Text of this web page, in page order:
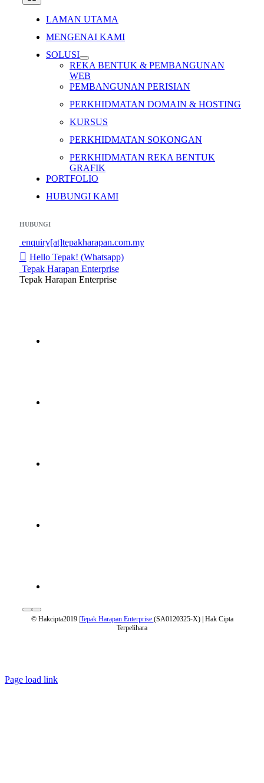
Navigation
LAMAN UTAMA
MENGENAI KAMI
SOLUSI
REKA BENTUK & PEMBANGUNAN
WEB
PEMBANGUNAN PERISIAN
PERKHIDMATAN DOMAIN & HOSTING
KURSUS
PERKHIDMATAN SOKONGAN
PERKHIDMATAN REKA BENTUK
GRAFIK
PORTFOLIO
HUBUNGI KAMI
HUBUNGI
enquiry[at]tepakharapan.com.my
Hello Tepak! (Whatsapp)
Tepak Harapan Enterprise
Tepak Harapan Enterprise
© Hakcipta2019 | Tepak Harapan Enterprise (SA0120325-X) | Hak Cipta
Terpelihara
Page load link